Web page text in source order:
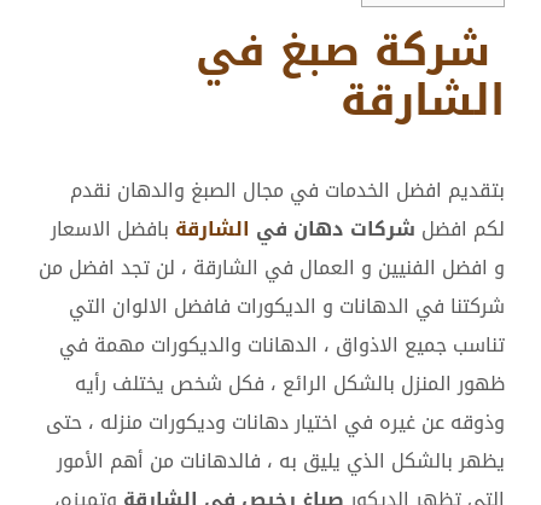
شركة صبغ في
الشارقة
بتقديم افضل الخدمات في مجال الصبغ والدهان نقدم
لكم افضل شركات دهان في الشارقة بافضل الاسعار
و افضل الفنيين و العمال في الشارقة ، لن تجد افضل من
شركتنا في الدهانات و الديكورات فافضل الالوان التي
تناسب جميع الاذواق ، الدهانات والديكورات مهمة في
ظهور المنزل بالشكل الرائع ، فكل شخص يختلف رأيه
وذوقه عن غيره في اختيار دهانات وديكورات منزله ، حتى
يظهر بالشكل الذي يليق به ، فالدهانات من أهم الأمور